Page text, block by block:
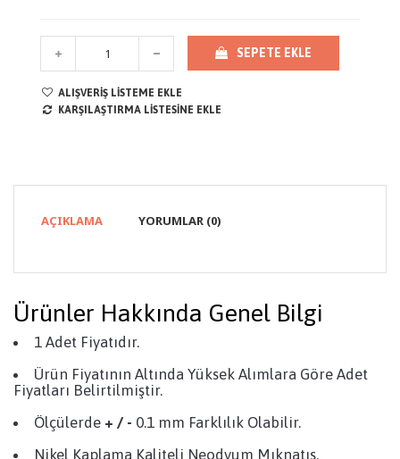
SEPETE EKLE
ALIŞVERIŞ LISTEME EKLE
KARŞILAŞTIRMA LISTESINE EKLE
AÇIKLAMA YORUMLAR (0)
Ürünler Hakkında Genel Bilgi
1 Adet Fiyatıdır.
Ürün Fiyatının Altında Yüksek Alımlara Göre Adet
Fiyatları Belirtilmiştir.
Ölçülerde + / - 0.1 mm Farklılık Olabilir.
Nikel Kaplama Kaliteli Neodyum Mıknatıs.